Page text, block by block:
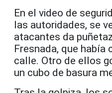
En el video de
las autoridades, se
atacantes da
Fresnada, que
calle. Otro de ellos
un cubo de basura